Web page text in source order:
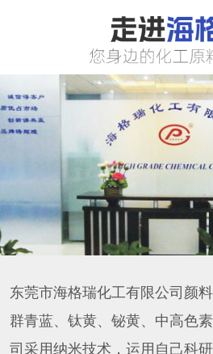
东莞市海格瑞化工有限公司颜
群青蓝、钛黄、铋黄、中高色
司采用纳米技术，运用自己科